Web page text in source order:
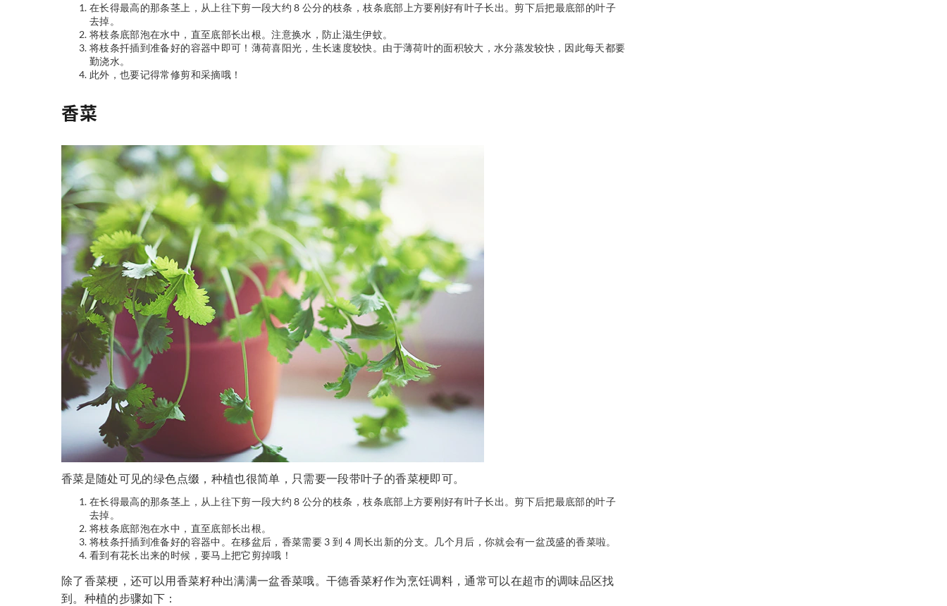
在长得最高的那条茎上，从上往下剪一段大约 8 公分的枝条，枝条底部上方要刚好有叶子长出。剪下后把最底部的叶子
去掉。
将枝条底部泡在水中，直至底部长出根。注意换水，防止滋生伊蚊。
将枝条扦插到准备好的容器中即可！薄荷喜阳光，生长速度较快。由于薄荷叶的面积较大，水分蒸发较快，因此每天都要
勤浇水。
此外，也要记得常修剪和采摘哦！
香菜
香菜是随处可见的绿色点缀，种植也很简单，只需要一段带叶子的香菜梗即可。
在长得最高的那条茎上，从上往下剪一段大约 8 公分的枝条，枝条底部上方要刚好有叶子长出。剪下后把最底部的叶子
去掉。
将枝条底部泡在水中，直至底部长出根。
将枝条扦插到准备好的容器中。在移盆后，香菜需要 3 到 4 周长出新的分支。几个月后，你就会有一盆茂盛的香菜啦。
看到有花长出来的时候，要马上把它剪掉哦！
除了香菜梗，还可以用香菜籽种出满满一盆香菜哦。干德香菜籽作为烹饪调料，通常可以在超市的调味品区找
到。种植的步骤如下：